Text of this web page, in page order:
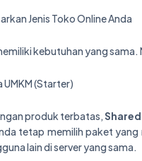
Jenis Toko Online Anda
kebutuhan yang
UMKM (Starter)
produk terbatas,
tetap memilih paket
lain di server yang sama.